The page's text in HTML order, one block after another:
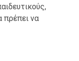
πρέπει να